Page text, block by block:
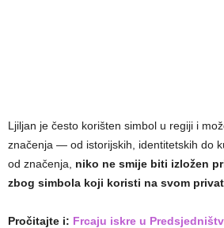
Ljiljan je često korišten simbol u regiji i
značenja — od istorijskih, identitetskih do
od značenja, niko ne smije biti izložen
zbog simbola koji koristi na svom
Pročitajte i: Frcaju iskre u